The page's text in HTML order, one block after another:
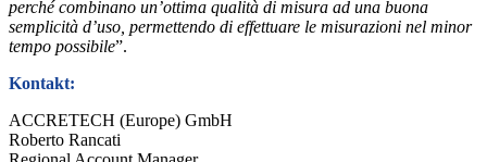
perché combinano un’ottima qualità di misura ad una buona
semplicità d’uso, permettendo di effettuare le misurazioni nel minor
tempo possibile”.
Kontakt:
ACCRETECH (Europe) GmbH
Roberto Rancati